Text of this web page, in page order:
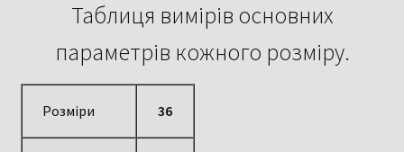
Таблиця вимірів основних
параметрів кожного розміру.
Розміри 36